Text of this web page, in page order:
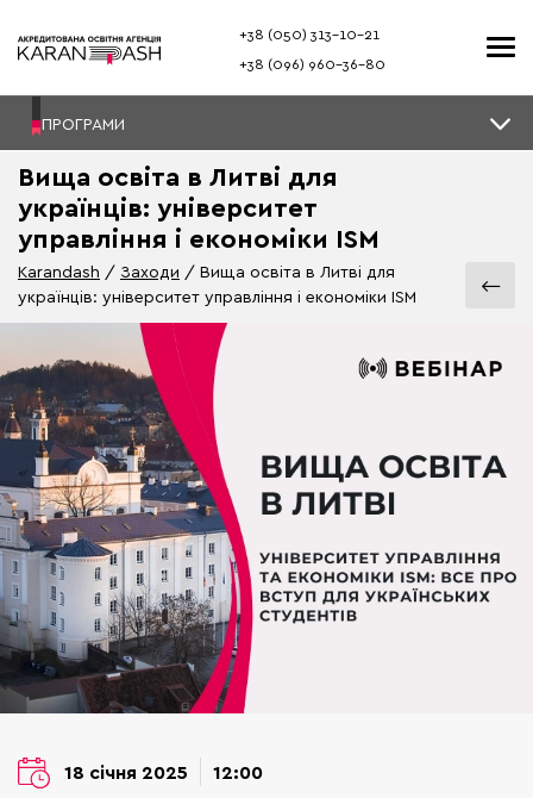
+38 (050) 313–10-21
+38 (096) 960–36-80
ПРОГРАМИ
Вища освіта в Литві для
українців: університет
управління і економіки ISM
Karandash Заходи
Вища освіта в Литві для
українців: університет управління і економіки ISM
18 січня 2025 12:00